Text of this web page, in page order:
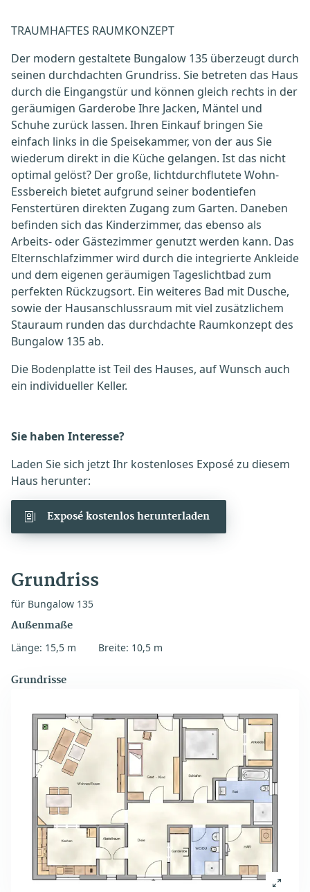
TRAUMHAFTES RAUMKONZEPT
Der modern gestaltete Bungalow 135 überzeugt durch
seinen durchdachten Grundriss. Sie betreten das Haus
durch die Eingangstür und können gleich rechts in der
geräumigen Garderobe Ihre Jacken, Mäntel und
Schuhe zurück lassen. Ihren Einkauf bringen Sie
einfach links in die Speisekammer, von der aus Sie
wiederum direkt in die Küche gelangen. Ist das nicht
optimal gelöst? Der große, lichtdurchflutete Wohn-
Essbereich bietet aufgrund seiner bodentiefen
Fenstertüren direkten Zugang zum Garten. Daneben
befinden sich das Kinderzimmer, das ebenso als
Arbeits- oder Gästezimmer genutzt werden kann. Das
Elternschlafzimmer wird durch die integrierte Ankleide
und dem eigenen geräumigen Tageslichtbad zum
perfekten Rückzugsort. Ein weiteres Bad mit Dusche,
sowie der Hausanschlussraum mit viel zusätzlichem
Stauraum runden das durchdachte Raumkonzept des
Bungalow 135 ab.
Die Bodenplatte ist Teil des Hauses, auf Wunsch auch
ein individueller Keller.
Sie haben Interesse?
Laden Sie sich jetzt Ihr kostenloses Exposé zu diesem
Haus herunter:
Exposé kostenlos herunterladen
Grundriss
für Bungalow 135
Außenmaße
Länge: 15,5 m Breite: 10,5 m
Grundrisse